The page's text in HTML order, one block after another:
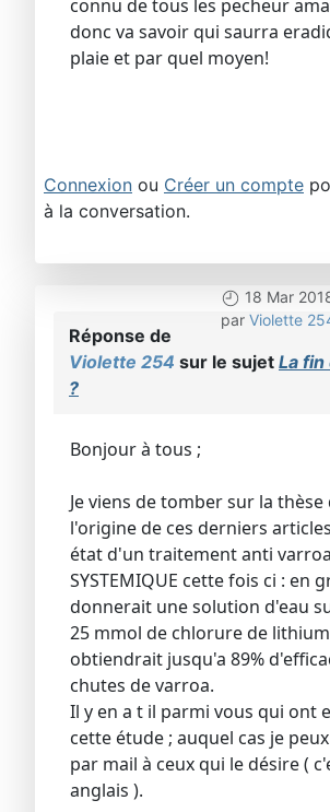
connu de tous les pecheur
donc va savoir qui saurra
plaie et par quel moyen!
Connexion ou Créer un compte
à la conversation.
18 Mar
par Violette
Réponse de
Violette 254 sur le sujet La fin
?
Bonjour à tous ;
Je viens de tomber sur la thèse
l'origine de ces derniers
état d'un traitement anti varroa
SYSTEMIQUE cette fois ci : en
donnerait une solution d'eau
25 mmol de chlorure de
obtiendrait jusqu'a 89%
chutes de varroa.
Il y en a t il parmi vous qui ont
cette étude ; auquel cas je
par mail à ceux qui le désire (
anglais ).